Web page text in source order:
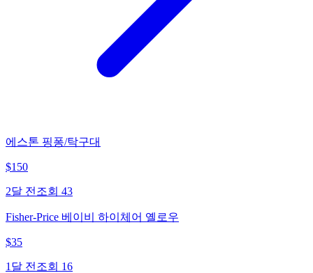
에스톤 핑퐁/탁구대
$150
2달 전 조회 43
Fisher-Price 베이비 하이체어 옐로우
$35
1달 전 조회 16